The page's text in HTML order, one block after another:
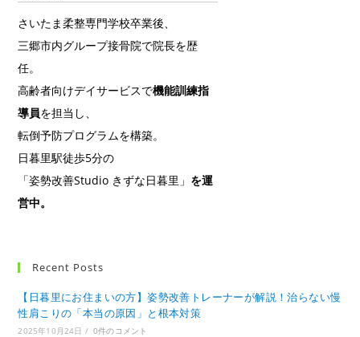
さいたま柔整専門学校卒業後、
三郷市内グループ接骨院で院長を歴
任。
高齢者向けデイサービスで機能訓練指
導員を担当し、
転倒予防プログラムを構築。
日暮里駅徒歩5分の
「姿勢改善Studio きずな日暮里」 を運
営中。
Recent Posts
【日暮里にお住まいの方】姿勢改善トレーナーが解説！治らない慢
性肩こりの「本当の原因」と根本対策
2025年10月24日 / 0件のコメント